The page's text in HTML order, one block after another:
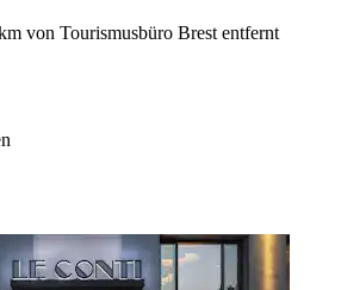
von Tourismusbüro Brest entfernt